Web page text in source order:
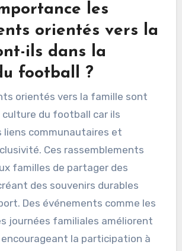
les
orientés vers la
ils dans la
football ?
orientés vers la famille sont
du football car ils
liens communautaires et
Ces rassemblements
familles de partager des
des souvenirs durables
Des événements comme les
journées familiales améliorent
encourageant la participation à